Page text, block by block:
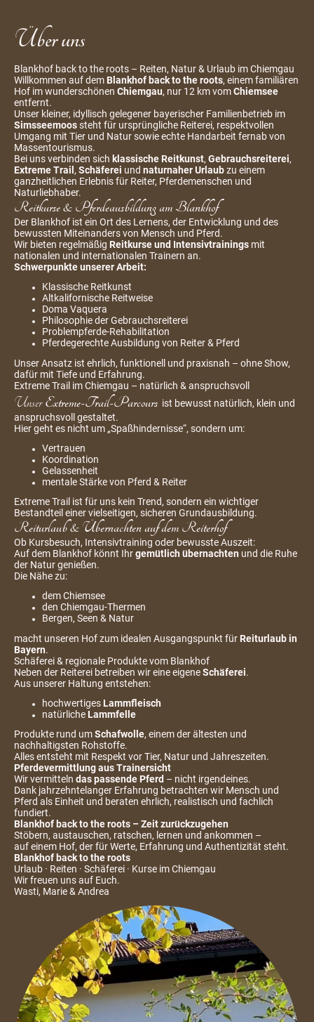
Über uns
Blankhof back to the roots – Reiten, Natur & Urlaub im Chiemgau
Willkommen auf dem Blankhof back to the roots, einem familiären
Hof im wunderschönen Chiemgau, nur 12 km vomChiemsee
entfernt.
Unser kleiner, idyllisch gelegener bayerischer Familienbetrieb im
Simsseemoossteht für ursprüngliche Reiterei, respektvollen
Umgang mit Tier und Natur sowie echte Handarbeit fernab von
Massentourismus.
Bei uns verbinden sich klassische Reitkunst, Gebrauchsreiterei,
Extreme Trail , Schäferei und naturnaher Urlaubzu einem
ganzheitlichen Erlebnis für Reiter, Pferdemenschen und
Naturliebhaber.
Reitkurse & Pferdeausbildung am Blankhof
Der Blankhof ist ein Ort des Lernens, der Entwicklung und des
bewussten Miteinanders von Mensch und Pferd.
Wir bieten regelmäßig Reitkurse und Intensivtrainings mit
nationalen und internationalen Trainern an.
Schwerpunkte unserer Arbeit:
Klassische Reitkunst
Altkalifornische Reitweise
Doma Vaquera
Philosophie der Gebrauchsreiterei
Problempferde-Rehabilitation
Pferdegerechte Ausbildung von Reiter & Pferd
Unser Ansatz ist ehrlich, funktionell und praxisnah – ohne Show,
dafür mit Tiefe und Erfahrung.
Extreme Trail im Chiemgau – natürlich & anspruchsvoll
UnserExtreme-Trail-Parcours ist bewusst natürlich, klein und
anspruchsvoll gestaltet.
Hier geht es nicht um „Spaßhindernisse“, sondern um:
Vertrauen
Koordination
Gelassenheit
mentale Stärke von Pferd & Reiter
Extreme Trail ist für uns kein Trend, sondern ein wichtiger
Bestandteil einer vielseitigen, sicheren Grundausbildung.
Reiturlaub & Übernachten auf dem Reiterhof
Ob Kursbesuch, Intensivtraining oder bewusste Auszeit:
Auf dem Blankhof könnt Ihrgemütlich übernachten und die Ruhe
der Natur genießen.
Die Nähe zu:
dem Chiemsee
den Chiemgau-Thermen
Bergen, Seen & Natur
macht unseren Hof zum idealen Ausgangspunkt für Reiturlaub in
Bayern.
Schäferei & regionale Produkte vom Blankhof
Neben der Reiterei betreiben wir eine eigeneSchäferei.
Aus unserer Haltung entstehen:
hochwertiges Lammfleisch
natürliche Lammfelle
Produkte rund umSchafwolle, einem der ältesten und
nachhaltigsten Rohstoffe.
Alles entsteht mit Respekt vor Tier, Natur und Jahreszeiten.
Pferdevermittlung aus Trainersicht
Wir vermitteln das passende Pferd – nicht irgendeines.
Dank jahrzehntelanger Erfahrung betrachten wir Mensch und
Pferd als Einheit und beraten ehrlich, realistisch und fachlich
fundiert.
Blankhof back to the roots – Zeit zurückzugehen
Stöbern, austauschen, ratschen, lernen und ankommen –
auf einem Hof, der für Werte, Erfahrung und Authentizität steht.
Blankhof back to the roots
Urlaub · Reiten · Schäferei · Kurse im Chiemgau
Wir freuen uns auf Euch.
Wasti, Marie & Andrea